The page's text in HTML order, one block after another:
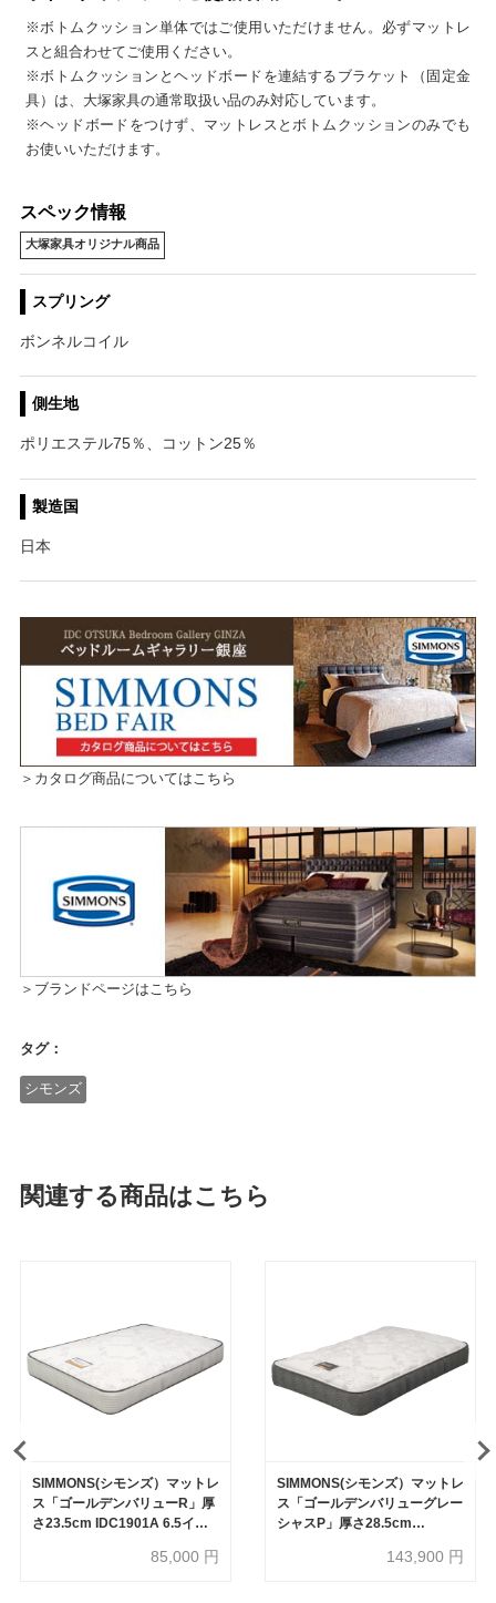
※ボトムクッション単体ではご使用いただけません。必ずマットレ
スと組合わせてご使用ください。
※ボトムクッションとヘッドボードを連結するブラケット（固定金
具）は、大塚家具の通常取扱い品のみ対応しています。
※ヘッドボードをつけず、マットレスとボトムクッションのみでも
お使いいただけます。
スペック情報
大塚家具オリジナル商品
スプリング
ボンネルコイル
側生地
ポリエステル75％、コットン25％
製造国
日本
＞カタログ商品についてはこちら
＞ブランドページはこちら
タグ：
シモンズ
関連する商品はこちら
SIMMONS(シモンズ）マットレ
ス「ゴールデンバリューR」厚
さ23.5cm IDC1901A 6.5イン
85,000 円
SIMMONS(シモンズ）マットレ
ス「ゴールデンバリューグレー
シャスP」厚さ28.5cm
143,900 円